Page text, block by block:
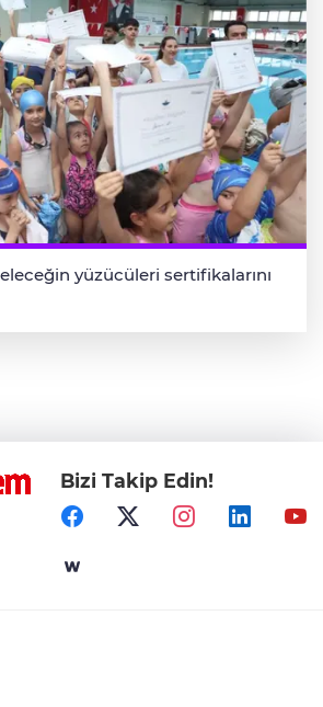
yüzücüleri sertifikalarını
Bizi Takip Edin!